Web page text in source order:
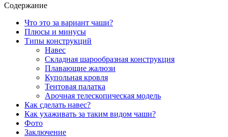
Содержание
Что это за вариант чаши?
Плюсы и минусы
Типы конструкций
Навес
Складная шарообразная конструкция
Плавающие жалюзи
Купольная кровля
Тентовая палатка
Арочная телескопическая модель
Как сделать навес?
Как ухаживать за таким видом чаши?
Фото
Заключение